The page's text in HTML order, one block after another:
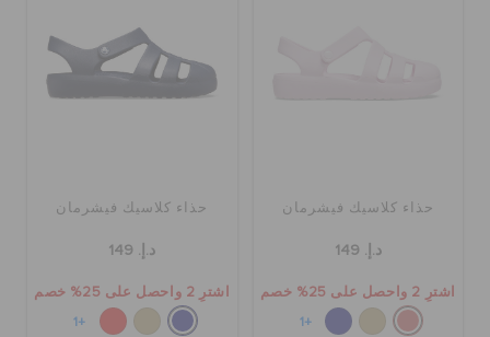
حذاء كلاسيك فيشرمان
د.إ. 149
اشترِ 2 واحصل على 25% خصم
+1
حذاء كلاسيك فيشرمان
د.إ. 149
اشترِ 2 واحصل على 25% خصم
+1